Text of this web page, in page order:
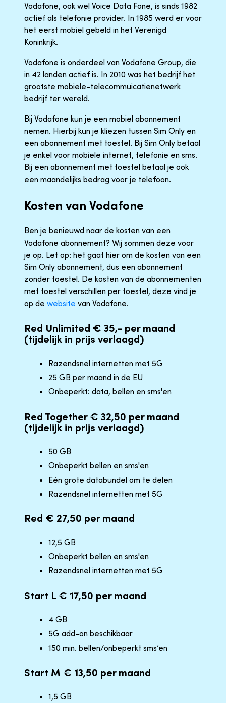
Vodafone, ook wel Voice Data Fone, is sinds 1982
actief als telefonie provider. In 1985 werd er voor
het eerst mobiel gebeld in het Verenigd
Koninkrijk.
Vodafone is onderdeel van Vodafone Group, die
in 42 landen actief is. In 2010 was het bedrijf het
grootste mobiele-telecommuicatienetwerk
bedrijf ter wereld.
Bij Vodafone kun je een mobiel abonnement
nemen. Hierbij kun je kliezen tussen Sim Only en
een abonnement met toestel. Bij Sim Only betaal
je enkel voor mobiele internet, telefonie en sms.
Bij een abonnement met toestel betaal je ook
een maandelijks bedrag voor je telefoon.
Kosten van Vodafone
Ben je benieuwd naar de kosten van een
Vodafone abonnement? Wij sommen deze voor
je op. Let op: het gaat hier om de kosten van een
Sim Only abonnement, dus een abonnement
zonder toestel. De kosten van de abonnementen
met toestel verschillen per toestel, deze vind je
op de website van Vodafone.
Red Unlimited € 35,- per maand
(tijdelijk in prijs verlaagd)
Razendsnel internetten met 5G
25 GB per maand in de EU
Onbeperkt: data, bellen en sms'en
Red Together € 32,50 per maand
(tijdelijk in prijs verlaagd)
50 GB
Onbeperkt bellen en sms'en
Eén grote databundel om te delen
Razendsnel internetten met 5G
Red € 27,50 per maand
12,5 GB
Onbeperkt bellen en sms'en
Razendsnel internetten met 5G
Start L € 17,50 per maand
4 GB
5G add-on beschikbaar
150 min. bellen/onbeperkt sms’en
Start M € 13,50 per maand
1,5 GB